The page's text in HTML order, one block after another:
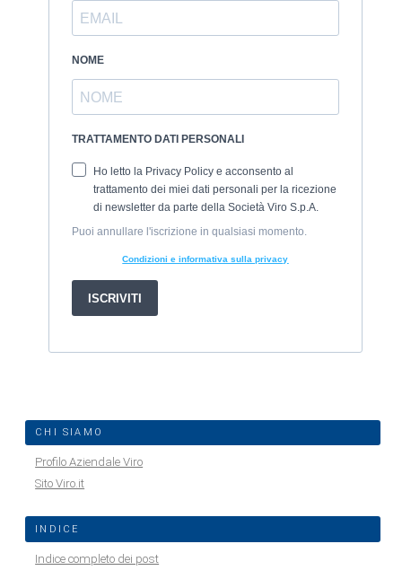
CHI SIAMO
Profilo Aziendale Viro
Sito Viro.it
INDICE
Indice completo dei post